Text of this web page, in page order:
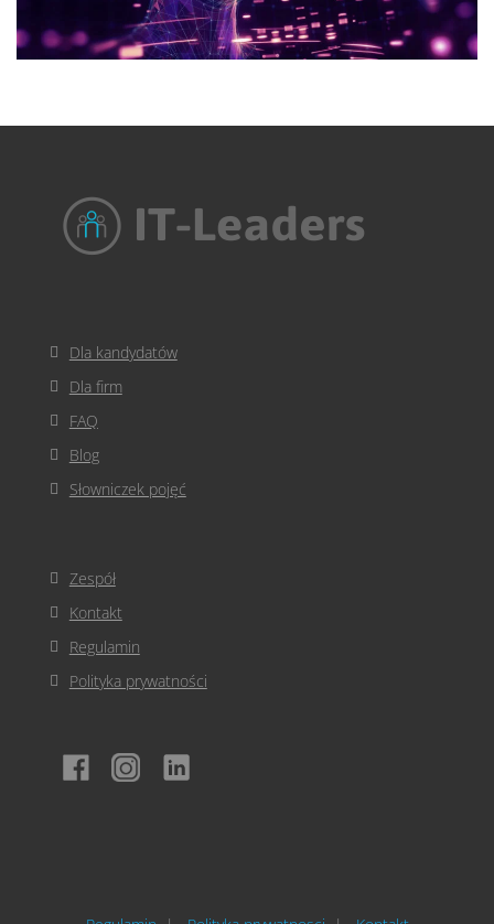
Dla kandydatów
Dla firm
FAQ
Blog
Słowniczek pojęć
Zespół
Kontakt
Regulamin
Polityka prywatności